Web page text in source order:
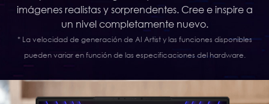
imágenes realistas y sorprendentes. Cree e inspire a
un nivel completamente nuevo.
* La velocidad de generación de AI Artist y las funciones disponibles
pueden variar en función de las especificaciones del hardware.